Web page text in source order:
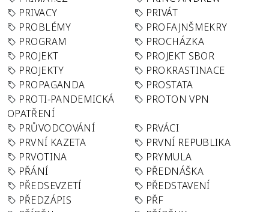
PRIVACY
PRIVÁT
PROBLÉMY
PROFAJNŠMEKRY
PROGRAM
PROCHÁZKA
PROJEKT
PROJEKT SBOR
PROJEKTY
PROKRASTINACE
PROPAGANDA
PROSTATA
PROTI-PANDEMICKÁ
OPATŘENÍ
PROTON VPN
PRŮVODCOVÁNÍ
PRVÁCI
PRVNÍ KAZETA
PRVNÍ REPUBLIKA
PRVOTINA
PRYMULA
PŘÁNÍ
PŘEDNÁŠKA
PŘEDSEVZETÍ
PŘEDSTAVENÍ
PŘEDZÁPIS
PŘF